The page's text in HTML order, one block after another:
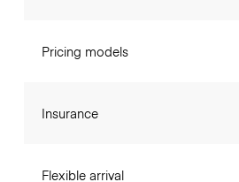
Pricing models
Insurance
Flexible arrival